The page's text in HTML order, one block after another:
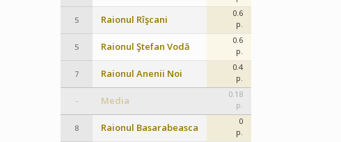
5 Raionul Rîşcani
0.6
p.
5 Raionul Ştefan Vodă
0.6
p.
7 Raionul Anenii Noi
0.4
p.
– Media
0.18
p.
8 Raionul Basarabeasca
0
p.